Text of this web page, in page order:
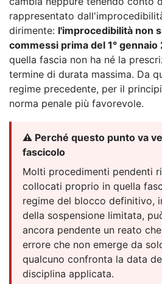
rappresentato
dirimente: l'improcedibilità non
commessi prima del 1° gennaio
quella fascia non ha né la
termine di durata massima. Da
regime precedente, per il
norma penale più favorevole.
⚠️ Perché questo punto va
fascicolo
Molti procedimenti pendenti
collocati proprio in quella
regime del blocco definitivo,
della sospensione limitata,
ancora pendente un reato
errore che non emerge da
qualcuno confronta la data
disciplina applicata.